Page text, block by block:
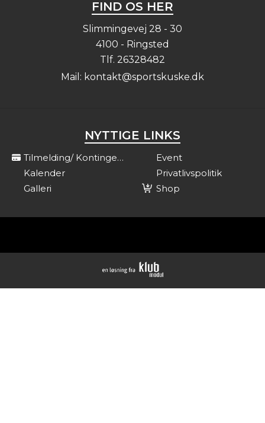
FIND OS HER
Slimmingevej 28 - 30
4100 - Ringsted
Tlf. 26328482
Mail: kontakt@sportskuske.dk
NYTTIGE LINKS
Tilmelding/ Kontingent
Event
Kalender
Privatlivspolitik
Galleri
Shop